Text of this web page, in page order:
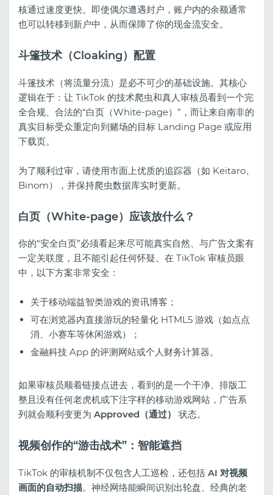
核通过速度更快。即使偶尔遭遇封户，账户内的余额通常
也可以转移到新户中，从而保障了你的现金流安全。
斗篷技术（Cloaking）配置
斗篷技术（将流量分流）是必不可少的基础设施。其核心
逻辑在于：让 TikTok 的技术爬虫和真人审核员看到一个完
全合规、合法的“白页（White-page）”，而让来自南非的
真实目标受众重定向到赌场的目标 Landing Page 或应用
下载页。
为了顺利过审，请使用市面上优质的追踪器（如 Keitaro、
Binom），并保持爬虫数据库实时更新。
白页（White-page）应该放什么？
你的“安全白页”必须看起来尽可能真实自然、与广告文案有
一定关联度，且不能引起任何怀疑。在 TikTok 审核员眼
中，以下方案非常安全：
关于移动端益智类游戏的资讯博客；
可在浏览器内直接游玩的轻量化 HTML5 游戏（如点点
消、小赛车等休闲游戏）；
金融科技 App 的评测网站或个人财务计算器。
如果审核员顺着链接点进去，看到的是一个干净、排版工
整且没有任何老虎机或下注字样的移动游戏网站，广告系
列就会顺利变更为 Approved（通过） 状态。
视频创作的“游击战术”：智能遮挡
TikTok 的审核机制不仅包含人工巡检，还包括 AI 对视频
画面的自动扫描。神经网络能瞬间识别出轮盘、经典的老